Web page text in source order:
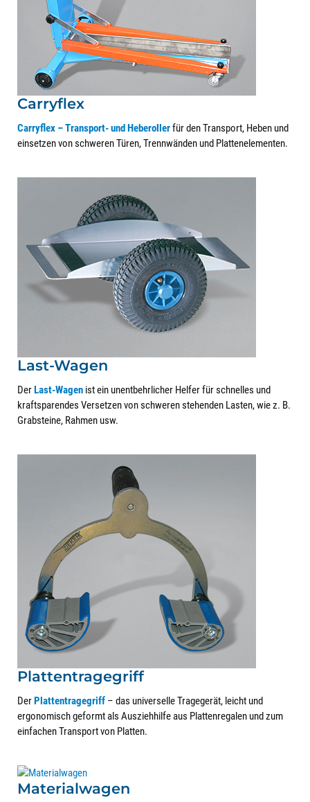
Carryflex
Carryflex – Transport- und Heberollerfür den Transport, Heben und
einsetzen von schweren Türen, Trennwänden und Plattenelementen.
Last-Wagen
DerLast-Wagen ist ein unentbehrlicher Helfer für schnelles und
kraftsparendes Versetzen von schweren stehenden Lasten, wie z. B.
Grabsteine, Rahmen usw.
Plattentragegriff
DerPlattentragegriff – das universelle Tragegerät, leicht und
ergonomisch geformt als Ausziehhilfe aus Plattenregalen und zum
einfachen Transport von Platten.
Materialwagen